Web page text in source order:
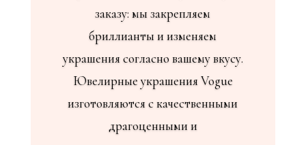
заказу: мы закрепляем
бриллианты и изменяем
украшения согласно вашему вкусу.
Ювелирные украшения Vogue
изготовляются с качественными
драгоценными и